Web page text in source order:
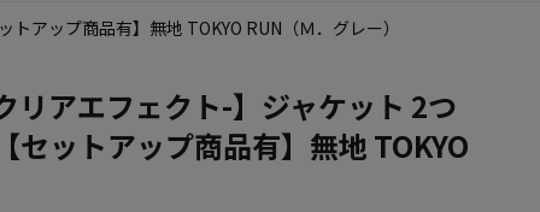
アップ商品有】無地 TOKYO RUN（Ｍ．グレー）
リアエフェクト-】ジャケット 2つ
セットアップ商品有】無地 TOKYO